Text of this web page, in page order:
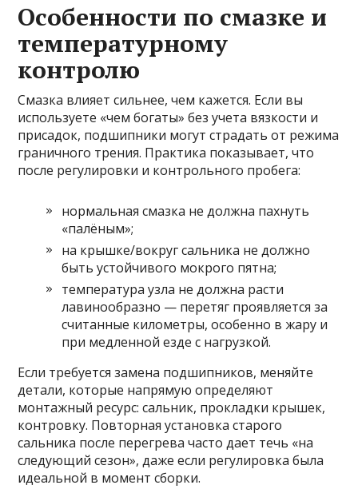
Особенности по смазке и
температурному
контролю
Смазка влияет сильнее, чем кажется. Если вы
используете «чем богаты» без учета вязкости и
присадок, подшипники могут страдать от режима
граничного трения. Практика показывает, что
после регулировки и контрольного пробега:
нормальная смазка не должна пахнуть
«палёным»;
на крышке/вокруг сальника не должно
быть устойчивого мокрого пятна;
температура узла не должна расти
лавинообразно — перетяг проявляется за
считанные километры, особенно в жару и
при медленной езде с нагрузкой.
Если требуется замена подшипников, меняйте
детали, которые напрямую определяют
монтажный ресурс: сальник, прокладки крышек,
контровку. Повторная установка старого
сальника после перегрева часто дает течь «на
следующий сезон», даже если регулировка была
идеальной в момент сборки.